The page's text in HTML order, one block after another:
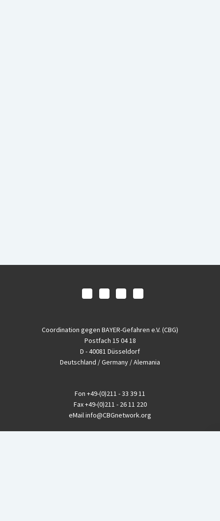
Coordination gegen BAYER-Gefahren e.V. (CBG)
Postfach 15 04 18
D - 40081 Düsseldorf
Deutschland / Germany / Alemania
Fon +49-(0)211 - 33 39 11
Fax+49-(0)211 - 26 11 220
eMailinfo@CBGnetwork.org